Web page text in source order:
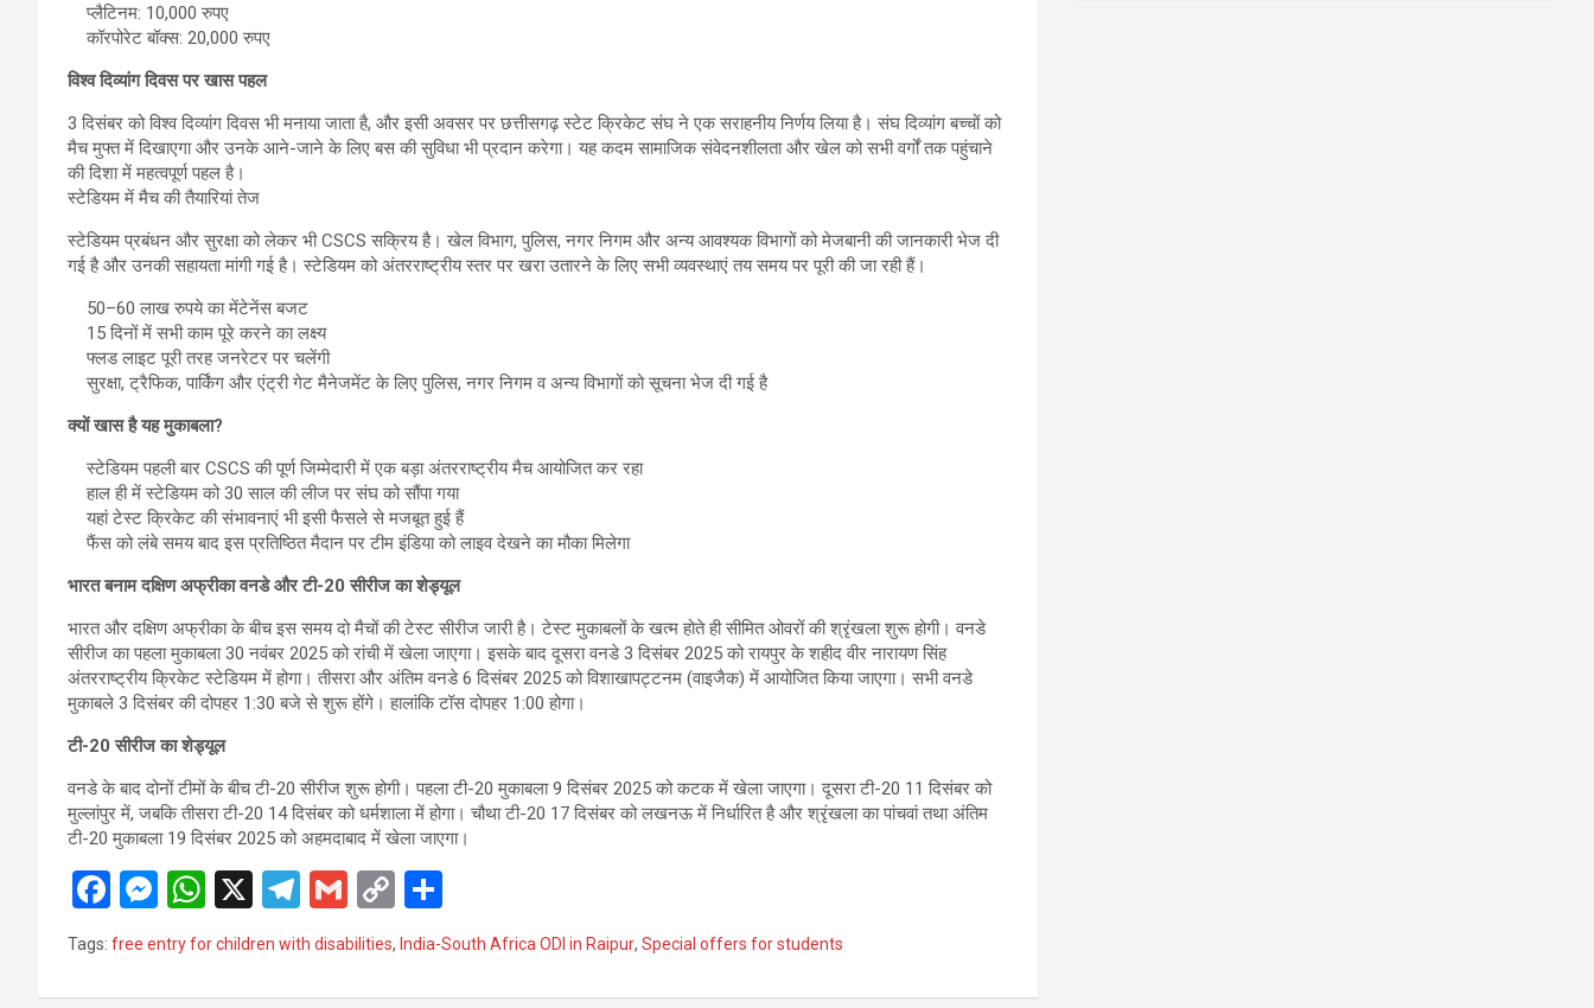
प्लैटिनम: 10,000 रुपए
कॉरपोरेट बॉक्स: 20,000 रुपए
विश्व दिव्यांग दिवस पर खास पहल
3 दिसंबर को विश्व दिव्यांग दिवस भी मनाया जाता है, और इसी अवसर पर छत्तीसगढ़ स्टेट क्रिकेट संघ ने एक सराहनीय निर्णय लिया है। संघ दिव्यांग बच्चों को
मैच मुफ्त में दिखाएगा और उनके आने-जाने के लिए बस की सुविधा भी प्रदान करेगा। यह कदम सामाजिक संवेदनशीलता और खेल को सभी वर्गों तक पहुंचाने
की दिशा में महत्वपूर्ण पहल है।
स्टेडियम में मैच की तैयारियां तेज
स्टेडियम प्रबंधन और सुरक्षा को लेकर भी CSCS सक्रिय है। खेल विभाग, पुलिस, नगर निगम और अन्य आवश्यक विभागों को मेजबानी की जानकारी भेज दी
गई है और उनकी सहायता मांगी गई है। स्टेडियम को अंतरराष्ट्रीय स्तर पर खरा उतारने के लिए सभी व्यवस्थाएं तय समय पर पूरी की जा रही हैं।
50–60 लाख रुपये का मेंटेनेंस बजट
15 दिनों में सभी काम पूरे करने का लक्ष्य
फ्लड लाइट पूरी तरह जनरेटर पर चलेंगी
सुरक्षा, ट्रैफिक, पार्किंग और एंट्री गेट मैनेजमेंट के लिए पुलिस, नगर निगम व अन्य विभागों को सूचना भेज दी गई है
क्यों खास है यह मुकाबला?
स्टेडियम पहली बार CSCS की पूर्ण जिम्मेदारी में एक बड़ा अंतरराष्ट्रीय मैच आयोजित कर रहा
हाल ही में स्टेडियम को 30 साल की लीज पर संघ को सौंपा गया
यहां टेस्ट क्रिकेट की संभावनाएं भी इसी फैसले से मजबूत हुई हैं
फैंस को लंबे समय बाद इस प्रतिष्ठित मैदान पर टीम इंडिया को लाइव देखने का मौका मिलेगा
भारत बनाम दक्षिण अफ्रीका वनडे और टी-20 सीरीज का शेड्यूल
भारत और दक्षिण अफ्रीका के बीच इस समय दो मैचों की टेस्ट सीरीज जारी है। टेस्ट मुकाबलों के खत्म होते ही सीमित ओवरों की श्रृंखला शुरू होगी। वनडे
सीरीज का पहला मुकाबला 30 नवंबर 2025 को रांची में खेला जाएगा। इसके बाद दूसरा वनडे 3 दिसंबर 2025 को रायपुर के शहीद वीर नारायण सिंह
अंतरराष्ट्रीय क्रिकेट स्टेडियम में होगा। तीसरा और अंतिम वनडे 6 दिसंबर 2025 को विशाखापट्टनम (वाइजैक) में आयोजित किया जाएगा। सभी वनडे
मुकाबले 3 दिसंबर की दोपहर 1:30 बजे से शुरू होंगे। हालांकि टॉस दोपहर 1:00 होगा।
टी-20 सीरीज का शेड्यूल
वनडे के बाद दोनों टीमों के बीच टी-20 सीरीज शुरू होगी। पहला टी-20 मुकाबला 9 दिसंबर 2025 को कटक में खेला जाएगा। दूसरा टी-20 11 दिसंबर को
मुल्लांपुर में, जबकि तीसरा टी-20 14 दिसंबर को धर्मशाला में होगा। चौथा टी-20 17 दिसंबर को लखनऊ में निर्धारित है और श्रृंखला का पांचवां तथा अंतिम
टी-20 मुकाबला 19 दिसंबर 2025 को अहमदाबाद में खेला जाएगा।
F
a
ce
M
es
se
W
h
at
X
T
el
e
G
m
ail
C
o
py
h
ar
Tags: free entry for children with disabilities, India-South Africa ODI in Raipur, Special offers for students